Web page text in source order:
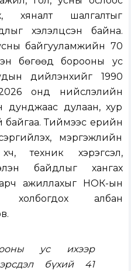
хяналт шалгалтыг
хэлэлцсэн байна.
байгууламжийн 70
бөгөөд борооны ус
дийлэнхийг 1990
онд нийслэлийн
дулаан, хур
байгаа. Тиймээс үерийн
мэргэжлийн
техник хэрэгсэл,
байдлыг хангах
ажиллахыг НОК-ын
холбогдох албан
ус ихээр
эрсдэл бүхий 41